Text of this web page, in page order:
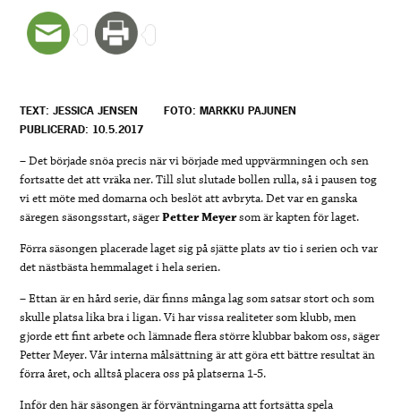
TEXT: JESSICA JENSEN
FOTO: MARKKU PAJUNEN
PUBLICERAD: 10.5.2017
– Det började snöa precis när vi började med uppvärmningen och sen
fortsatte det att vräka ner. Till slut slutade bollen rulla, så i pausen tog
vi ett möte med domarna och beslöt att avbryta. Det var en ganska
säregen säsongsstart, sägerPetter Meyersom är kapten för laget.
Förra säsongen placerade laget sig på sjätte plats av tio i serien och var
det nästbästa hemmalaget i hela serien.
– Ettan är en hård serie, där finns många lag som satsar stort och som
skulle platsa lika bra i ligan. Vi har vissa realiteter som klubb, men
gjorde ett fint arbete och lämnade flera större klubbar bakom oss, säger
Petter Meyer. Vår interna målsättning är att göra ett bättre resultat än
förra året, och alltså placera oss på platserna 1-5.
Inför den här säsongen är förväntningarna att fortsätta spela